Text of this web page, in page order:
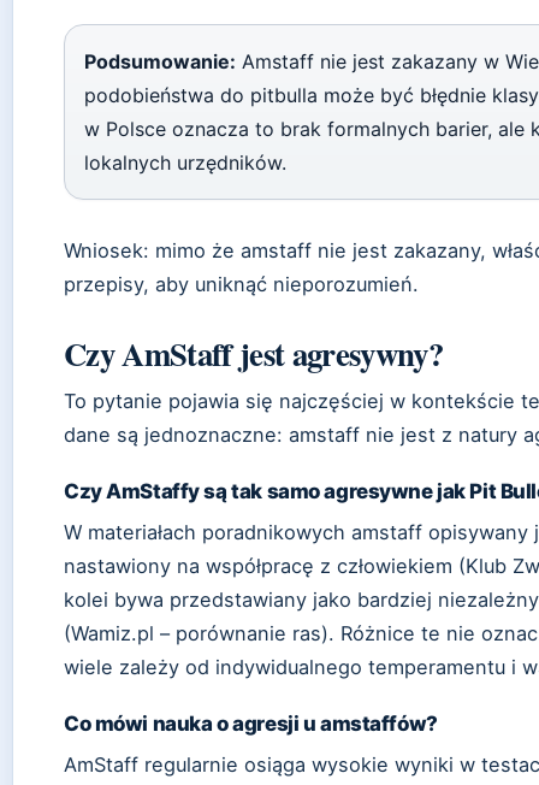
Podsumowanie: Amstaff nie jest zakazany w
podobieństwa do pitbulla może być błędnie
w Polsce oznacza to brak formalnych barier,
lokalnych urzędników.
Wniosek: mimo że amstaff nie jest zakazany,
przepisy, aby uniknąć nieporozumień.
Czy AmStaff jest agresywny?
To pytanie pojawia się najczęściej w kontekście
dane są jednoznaczne: amstaff nie jest z natury
Czy AmStaffy są tak samo agresywne jak Pit
W materiałach poradnikowych amstaff
nastawiony na współpracę z człowiekiem (Klub
kolei bywa przedstawiany jako bardziej
(Wamiz.pl – porównanie ras). Różnice te nie
wiele zależy od indywidualnego temperamentu i
Co mówi nauka o agresji u amstaffów?
AmStaff regularnie osiąga wysokie wyniki w